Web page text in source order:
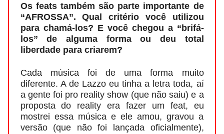
Os feats também são parte importante de
“AFROSSA”. Qual critério você utilizou
para chamá-los? E você chegou a “brifá-
los” de alguma forma ou deu total
liberdade para criarem?
Cada música foi de uma forma muito
diferente. A de Lazzo eu tinha a letra toda, aí
a gente foi pro reality show (que não saiu) e a
proposta do reality era fazer um feat, eu
mostrei essa música e ele amou, gravou a
versão (que não foi lançada oficialmente),